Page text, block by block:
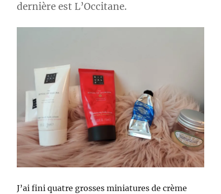
dernière est L’Occitane.
J’ai fini quatre grosses miniatures de crème